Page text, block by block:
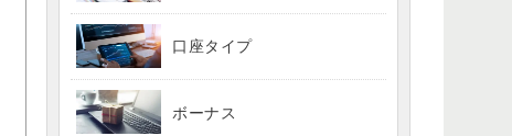
口座タイプ
ボーナス